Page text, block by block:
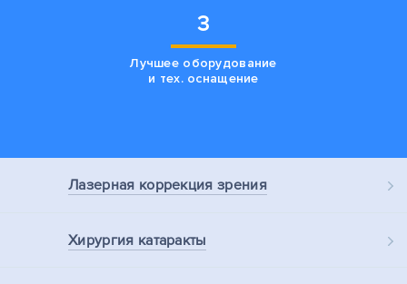
3
Лучшее оборудование
и тех. оснащение
Лазерная коррекция зрения
Хирургия катаракты